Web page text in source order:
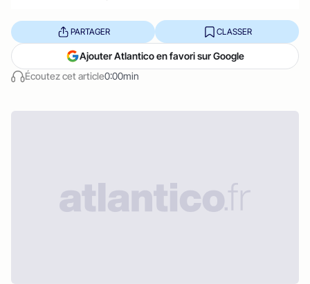
Écoutez cet article0:00min
PARTAGER CLASSER
Ajouter Atlantico en favori sur Google